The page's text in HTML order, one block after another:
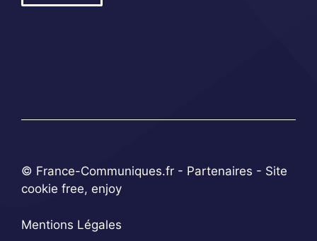
© France-Communiques.fr - Partenaires - Site
cookie free, enjoy
Mentions Légales